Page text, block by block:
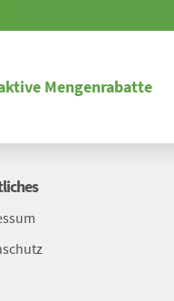
Mengenrabatte